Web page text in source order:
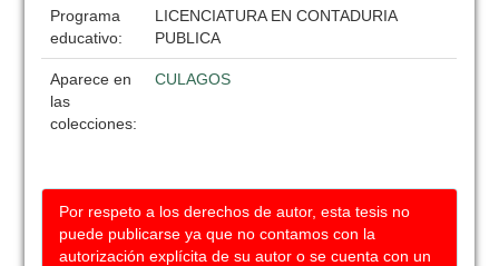
Programa
educativo:
LICENCIATURA EN CONTADURIA
PUBLICA
Aparece en
las
colecciones:
CULAGOS
Por respeto a los derechos de autor, esta tesis no
puede publicarse ya que no contamos con la
autorización explícita de su autor o se cuenta con un